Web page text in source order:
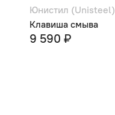
Юнистил (Unisteel)
Клавиша смыва
9 590 ₽